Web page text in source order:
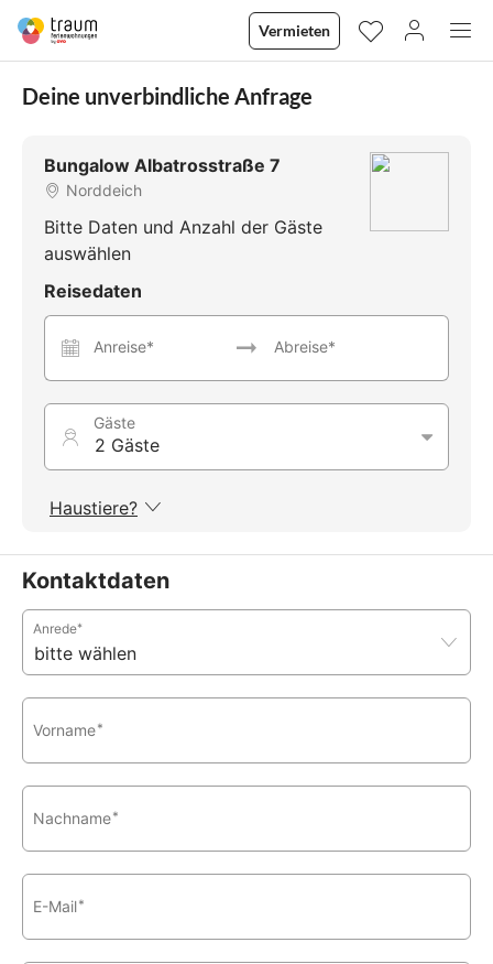
Vermieten
Kontaktdaten
Anrede*
Vorname*
Nachname*
E-Mail*
Deine unverbindliche Anfrage
Bungalow Albatrosstraße 7
Norddeich
Bitte Daten und Anzahl der Gäste
auswählen
Reisedaten
Anreise* Abreise*
Gäste
2 Gäste
Haustiere?